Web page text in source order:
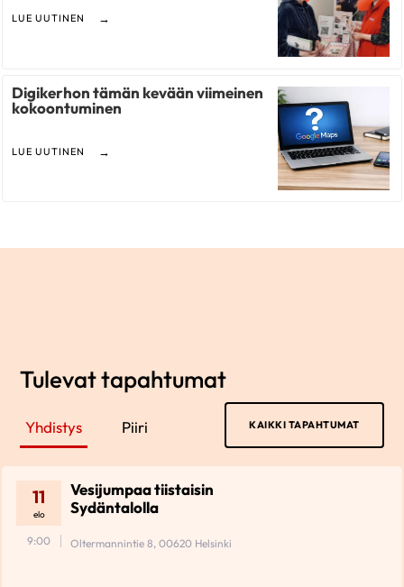
LUE UUTINEN
Digikerhon tämän kevään viimeinen
kokoontuminen
LUE UUTINEN
Tulevat tapahtumat
Yhdistys Piiri KAIKKI TAPAHTUMAT
11
elo
Vesijumpaa tiistaisin
Sydäntalolla
9:00 Oltermannintie 8, 00620 Helsinki